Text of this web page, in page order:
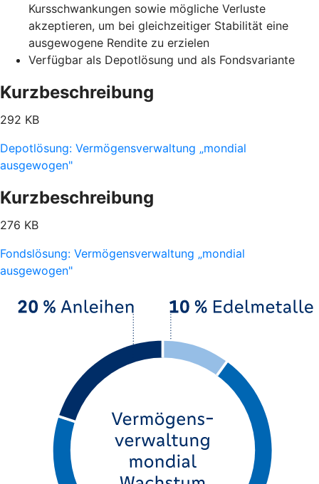
Kursschwankungen sowie mögliche Verluste
akzeptieren, um bei gleichzeitiger Stabilität eine
ausgewogene Rendite zu erzielen
Verfügbar als Depotlösung und als Fondsvariante
Kurzbeschreibung
292 KB
Depotlösung: Vermögensverwaltung „mondial
ausgewogen"
Kurzbeschreibung
276 KB
Fondslösung: Vermögensverwaltung „mondial
ausgewogen"